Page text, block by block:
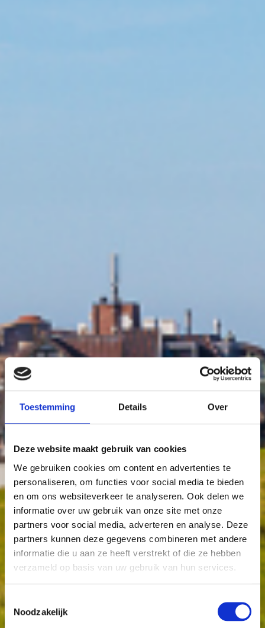
Toestemming Details Over
Deze website maakt gebruik van cookies
We gebruiken cookies om content en advertenties te
personaliseren, om functies voor social media te bieden
en om ons websiteverkeer te analyseren. Ook delen we
informatie over uw gebruik van onze site met onze
partners voor social media, adverteren en analyse. Deze
partners kunnen deze gegevens combineren met andere
informatie die u aan ze heeft verstrekt of die ze hebben
verzameld op basis van uw gebruik van hun services.
Toestemmingsselectie
Noodzakelijk